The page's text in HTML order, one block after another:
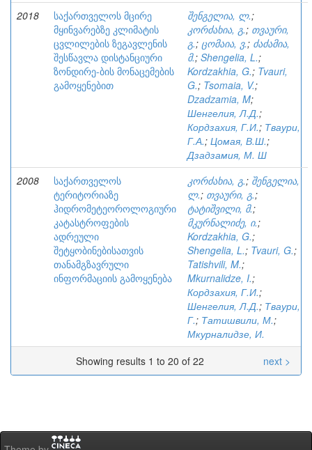
2018
საქართველოს მცირე
მყინვარებზე კლიმატის
ცვლილების ზეგავლენის
შესწავლა დისტანციური
ზონდირე-ბის მონაცემების
გამოყენებით
შენგელია, ლ.;
კორძახია, გ.; თვაური,
გ.; ცომაია, ვ.; ძაძამია,
მ.; Shengelia, L.;
Kordzakhia, G.; Tvauri,
G.; Tsomaia, V.;
Dzadzamia, M;
Шенгелия, Л.Д.;
Кордзахия, Г.И.; Тваури,
Г.А.; Цомая, В.Ш.;
Дзадзамия, М. Ш
2008
საქართველოს
ტერიტორიაზე
ჰიდრომეტეოროლოგიური
კატასტროფების
ადრეული
შეტყობინებისათვის
თანამგზავრული
ინფორმაციის გამოყენება
კორძახია, გ.; შენგელია,
ლ.; თვაური, გ.;
ტატიშვილი, მ.;
მკურნალიძე, ი.;
Kordzakhia, G.;
Shengelia, L.; Tvauri, G.;
Tatishvili, M.;
Mkurnalidze, I.;
Кордзахия, Г.И.;
Шенгелия, Л.Д.; Тваури,
Г.; Татишвили, М.;
Мкурналидзе, И.
Showing results 1 to 20 of 22
next >